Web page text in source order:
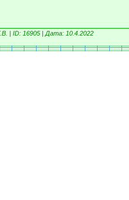
| ID: 16905 | Дата: 10.4.2022